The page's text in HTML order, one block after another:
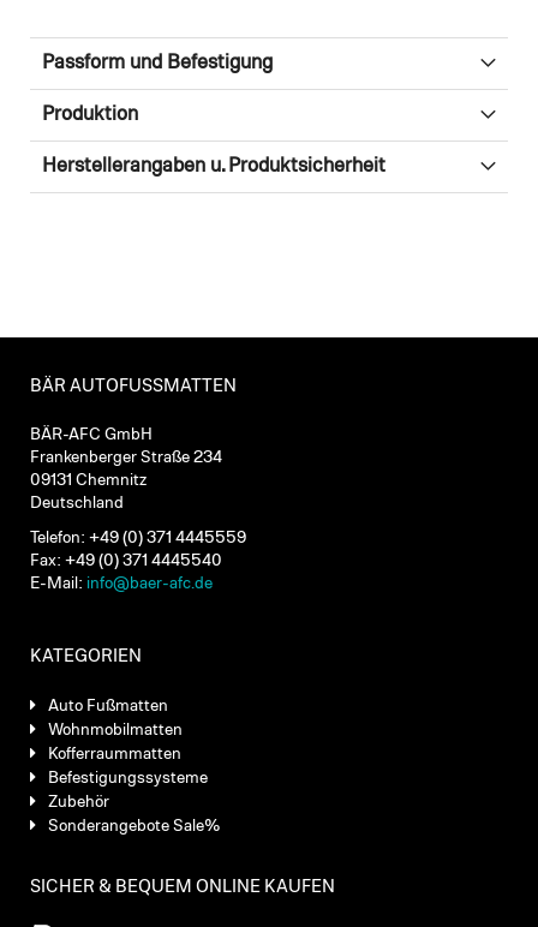
Passform und Befestigung
Produktion
Herstellerangaben u. Produktsicherheit
BÄR AUTOFUSSMATTEN
BÄR-AFC GmbH
Frankenberger Straße 234
09131 Chemnitz
Deutschland
Telefon: +49 (0) 371 4445559
Fax: +49 (0) 371 4445540
E-Mail: info@baer-afc.de
KATEGORIEN
Auto Fußmatten
Wohnmobilmatten
Kofferraummatten
Befestigungssysteme
Zubehör
Sonderangebote Sale%
SICHER & BEQUEM ONLINE KAUFEN